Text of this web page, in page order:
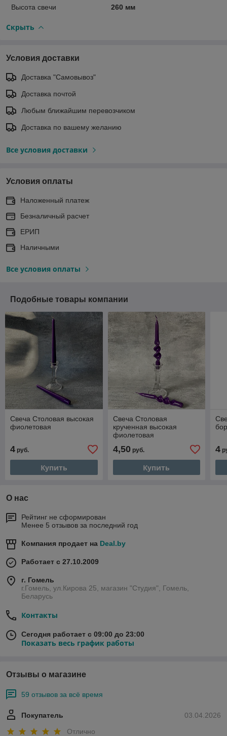
Высота свечи
260 мм
Скрыть
Условия доставки
Доставка "Самовывоз"
Доставка почтой
Любым ближайшим перевозчиком
Доставка по вашему желанию
Все условия доставки
Условия оплаты
Наложенный платеж
Безналичный расчет
ЕРИП
Наличными
Все условия оплаты
Подобные товары компании
Свеча Столовая высокая
фиолетовая
4 руб.
Купить
Свеча Столовая
крученная высокая
фиолетовая
4,50руб.
Купить
4
О нас
Рейтинг не сформирован
Менее 5 отзывов за последний год
Компания продает на Deal.by
Работает с 27.10.2009
г. Гомель
г.Гомель, ул.Кирова 25, магазин "Студия", Гомель,
Беларусь
Контакты
Сегодня работает с 09:00 до 23:00
Показать весь график работы
Отзывы о магазине
59 отзывов за всё время
03.04.2026
Покупатель
Отлично